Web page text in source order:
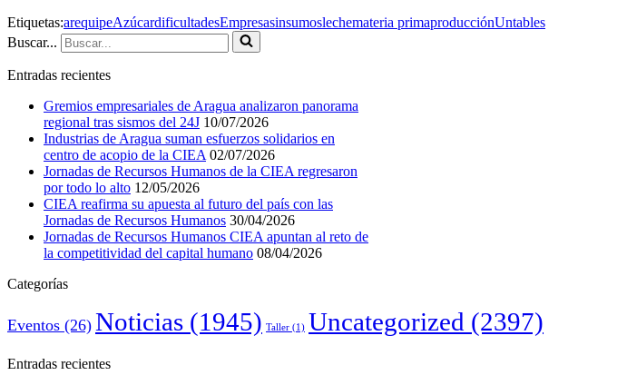
Etiquetas:arequipeAzúcardificultadesEmpresasinsumoslechemateria primaproducciónUntables
Buscar...
Entradas recientes
Gremios empresariales de Aragua analizaron panorama
regional tras sismos del 24J 10/07/2026
Industrias de Aragua suman esfuerzos solidarios en
centro de acopio de la CIEA 02/07/2026
Jornadas de Recursos Humanos de la CIEA regresaron
por todo lo alto 12/05/2026
CIEA reafirma su apuesta al futuro del país con las
Jornadas de Recursos Humanos 30/04/2026
Jornadas de Recursos Humanos CIEA apuntan al reto de
la competitividad del capital humano 08/04/2026
Categorías
Eventos (26) Noticias (1945) Taller (1) Uncategorized (2397)
Entradas recientes